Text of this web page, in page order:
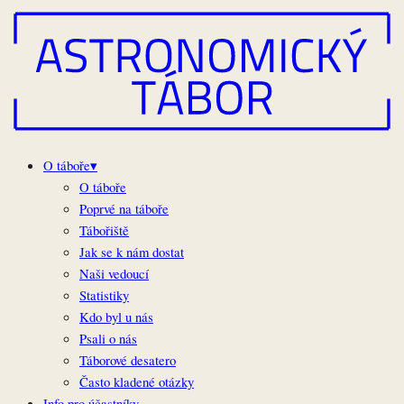
Skip
to
content
O táboře▾
O táboře
Poprvé na táboře
Tábořiště
Jak se k nám dostat
Naši vedoucí
Statistiky
Kdo byl u nás
Psali o nás
Táborové desatero
Často kladené otázky